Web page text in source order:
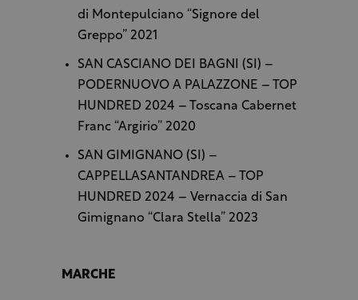
di Montepulciano “Signore del
Greppo” 2021
SAN CASCIANO DEI BAGNI (SI) –
PODERNUOVO A PALAZZONE – TOP
HUNDRED 2024 – Toscana Cabernet
Franc “Argirio” 2020
SAN GIMIGNANO (SI) –
CAPPELLASANTANDREA – TOP
HUNDRED 2024 – Vernaccia di San
Gimignano “Clara Stella” 2023
MARCHE